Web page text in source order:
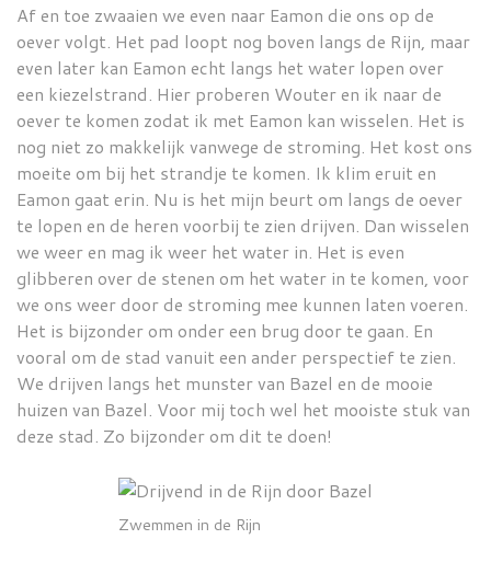
Af en toe zwaaien we even naar Eamon die ons op de
oever volgt. Het pad loopt nog boven langs de Rijn, maar
even later kan Eamon echt langs het water lopen over
een kiezelstrand. Hier proberen Wouter en ik naar de
oever te komen zodat ik met Eamon kan wisselen. Het is
nog niet zo makkelijk vanwege de stroming. Het kost ons
moeite om bij het strandje te komen. Ik klim eruit en
Eamon gaat erin. Nu is het mijn beurt om langs de oever
te lopen en de heren voorbij te zien drijven. Dan wisselen
we weer en mag ik weer het water in. Het is even
glibberen over de stenen om het water in te komen, voor
we ons weer door de stroming mee kunnen laten voeren.
Het is bijzonder om onder een brug door te gaan. En
vooral om de stad vanuit een ander perspectief te zien.
We drijven langs het munster van Bazel en de mooie
huizen van Bazel. Voor mij toch wel het mooiste stuk van
deze stad. Zo bijzonder om dit te doen!
Zwemmen in de Rijn